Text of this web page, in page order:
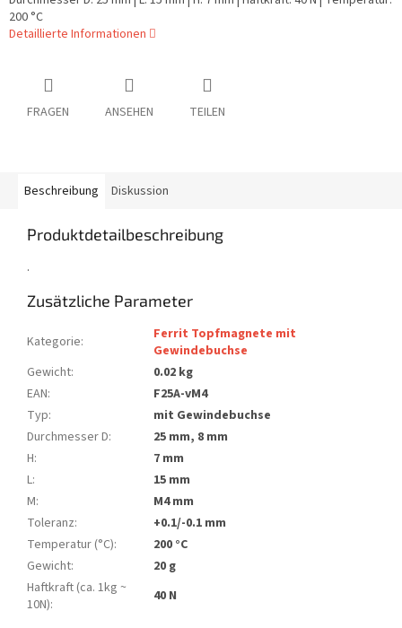
200 °C
Detaillierte Informationen
FRAGEN ANSEHEN TEILEN
Beschreibung Diskussion
Produktdetailbeschreibung
.
Zusätzliche Parameter
Kategorie:
Ferrit Topfmagnete mit
Gewindebuchse
Gewicht:
0.02 kg
EAN:
F25A-vM4
Typ:
mit Gewindebuchse
Durchmesser D:
25 mm, 8 mm
H:
7 mm
L:
15 mm
M:
M4 mm
Toleranz:
+0.1/-0.1 mm
Temperatur (°C):
200 °C
Gewicht:
20 g
Haftkraft (ca. 1kg ~
10N): 40 N